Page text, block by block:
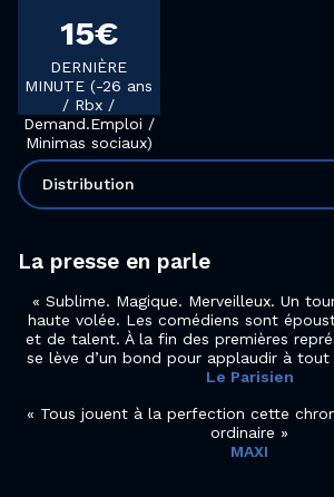
15€
DERNIÈRE
MINUTE (-26 ans
/ Rbx /
Demand.Emploi /
Minimas sociaux)
Distribution
La presse en parle
Sublime. Magique. Merveilleux. Un
haute volée. Les comédiens sont
et de talent. À la fin des premières
se lève d’un bond pour applaudir à
Le Parisien
Tous jouent à la perfection cette
ordinaire
MAXI